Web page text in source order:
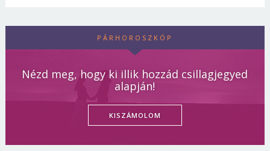
PÁRHOROSZKÓP
Nézd meg, hogy ki illik hozzád csillagjegyed
alapján!
KISZÁMOLOM